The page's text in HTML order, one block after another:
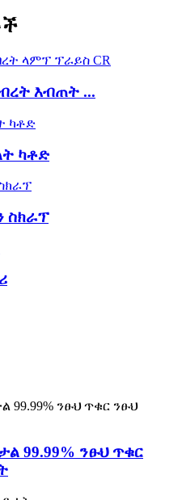
እብጠት ...
ካቶድ
ስክራፕ
99.99% ንፁህ ጥቁር